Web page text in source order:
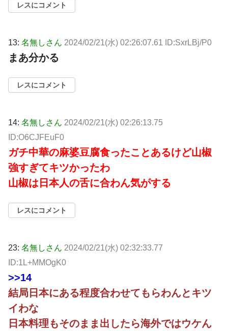
レスにコメント
13: 名無しさん 2024/02/21(水) 02:26:07.61 ID:SxrLBj/P0
まあ分かる
レスにコメント
14: 名無しさん 2024/02/21(水) 02:26:13.75
ID:O6CJFEuF0
ガチ中華の麻婆豆腐食ったことあるけど山椒
強すぎてキツかったわ
山椒は日本人の舌に合わん気がする
レスにコメント
23: 名無しさん 2024/02/21(水) 02:32:33.77
ID:1L+MMOgK0
>>14
結局日本にある程度合わせてもらわんとキツ
イわな
日本料理もそのまま出したら海外ではウケん